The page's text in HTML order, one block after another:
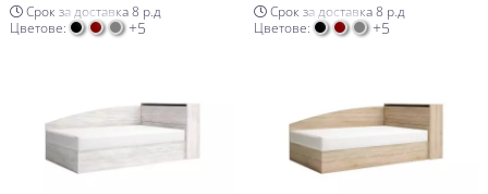
Срок за доставка 8 р.д
Цветове:
+5
Срок за доставка 8 р.д
Цветове:
+5